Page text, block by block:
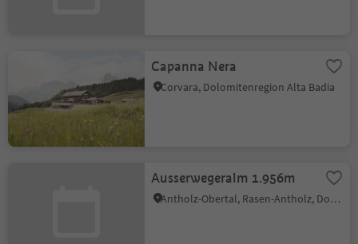
Capanna Nera
Corvara, Dolomitenregion Alta Badia
Ausserwegeralm 1.956m
Antholz-Obertal, Rasen-Antholz, Dolomitenregion Kronplatz